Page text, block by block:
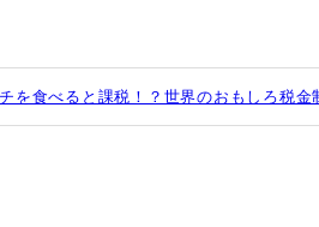
を食べると課税！？世界のおもしろ税金